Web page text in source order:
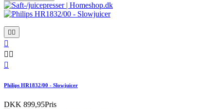
 

 

Philips HR1832/00 - Slowjuicer
DKK 899,95Pris